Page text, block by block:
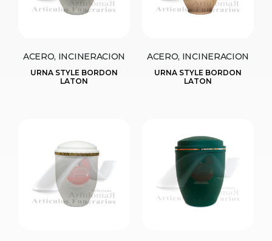
ACERO, INCINERACION
URNA STYLE BORDON
LATON
ACERO, INCINERACION
URNA STYLE BORDON
LATON